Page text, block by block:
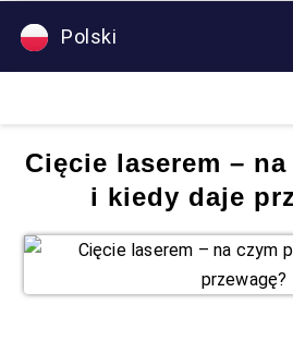
Polski
Deutsch
Cięcie laserem –
i kiedy daje